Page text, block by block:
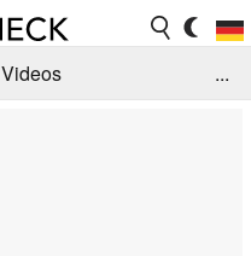
Videos
...